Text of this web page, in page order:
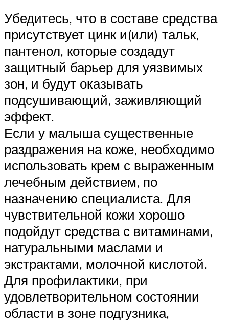
Убедитесь, что в составе средства
присутствует цинк и(или) тальк,
пантенол, которые создадут
защитный барьер для уязвимых
зон, и будут оказывать
подсушивающий, заживляющий
эффект.
Если у малыша существенные
раздражения на коже, необходимо
использовать крем с выраженным
лечебным действием, по
назначению специалиста. Для
чувствительной кожи хорошо
подойдут средства с витаминами,
натуральными маслами и
экстрактами, молочной кислотой.
Для профилактики, при
удовлетворительном состоянии
области в зоне подгузника,